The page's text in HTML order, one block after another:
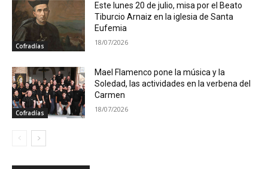
Cofradías
Este lunes 20 de julio, misa por el Beato
Tiburcio Arnaiz en la iglesia de Santa
Eufemia
18/07/2026
Cofradías
Mael Flamenco pone la música y la
Soledad, las actividades en la verbena del
Carmen
18/07/2026